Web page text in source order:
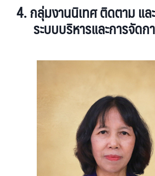
4.กลุ่มงานนิเทศ ติดตาม แล
ระบบบริหารและการจัด